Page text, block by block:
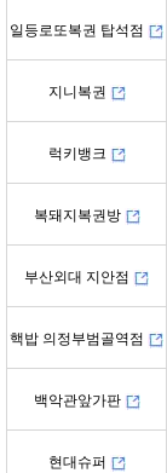
일등로또복권 탑석점
지니복권
럭키뱅크
복돼지복권방
부산외대 지안점
핵밥 의정부범골역점
백악관앞가판
현대슈퍼